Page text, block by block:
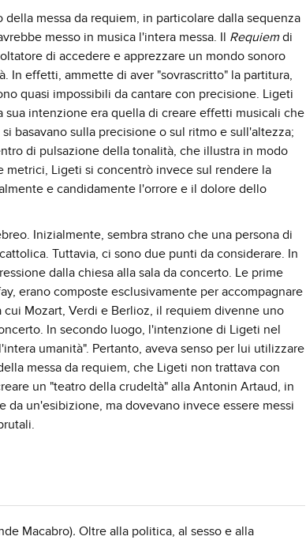
messa da requiem, in particolare dalla sequenza
messo in musica l'intera messa. Il Requiemdi
di accedere e apprezzare un mondo sonoro
In effetti, ammette di aver "sovrascritto" la partitura,
quasi impossibili da cantare con precisione. Ligeti
sua intenzione era quella di creare effetti musicali che
basavano sulla precisione o sul ritmo e sull'altezza;
di pulsazione della tonalità, che illustra in modo
Ligeti si concentrò invece sul rendere la
e candidamente l'orrore e il dolore dello
Inizialmente, sembra strano che una persona di
Tuttavia, ci sono due punti da considerare. In
dalla chiesa alla sala da concerto. Le prime
erano composte esclusivamente per accompagnare
Mozart, Verdi e Berlioz, il requiem divenne uno
In secondo luogo, l'intenzione di Ligeti nel
umanità". Pertanto, aveva senso per lui utilizzare
messa da requiem, che Ligeti non trattava con
un "teatro della crudeltà" alla Antonin Artaud, in
un'esibizione, ma dovevano invece essere messi
Macabro). Oltre alla politica, al sesso e alla